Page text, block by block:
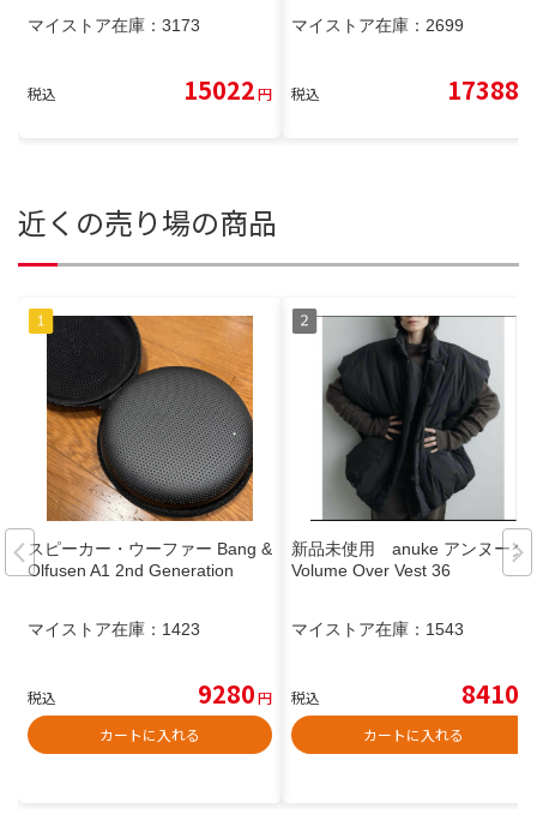
マイストア在庫： 3173
税込 15022円
マイストア在庫： 2699
税込 17388
近くの売り場の商品
スピーカー・ウーファー Bang &
Olfusen A1 2nd Generation
マイストア在庫： 1423
税込 9280円
カートに入れる
新品未使用 anuke アンヌーク
Volume Over Vest 36
マイストア在庫： 1543
税込 8410
カートに入れる